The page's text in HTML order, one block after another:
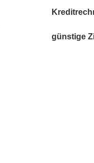
Main
günstige